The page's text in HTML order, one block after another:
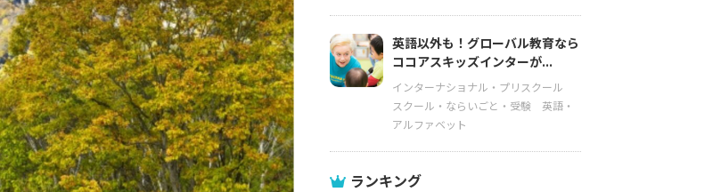
英語以外も！グローバル教育なら
ココアスキッズインターが...
インターナショナル・プリスクール
スクール・ならいごと・受験
英語・
アルファベット
ランキング